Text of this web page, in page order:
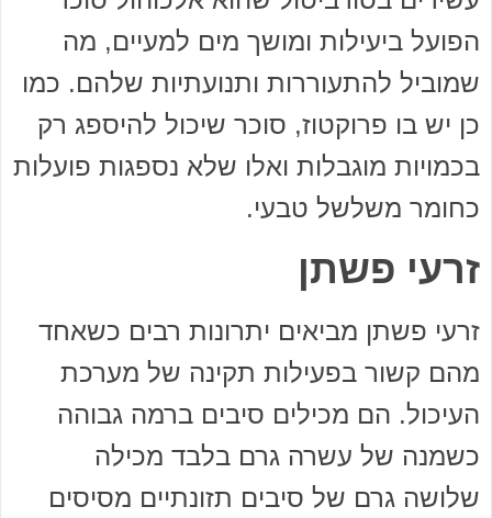
הפועל ביעילות ומושך מים למעיים, מה
שמוביל להתעוררות ותנועתיות שלהם. כמו
כן יש בו פרוקטוז, סוכר שיכול להיספג רק
בכמויות מוגבלות ואלו שלא נספגות פועלות
כחומר משלשל טבעי.
זרעי פשתן
זרעי פשתן מביאים יתרונות רבים כשאחד
מהם קשור בפעילות תקינה של מערכת
העיכול. הם מכילים סיבים ברמה גבוהה
כשמנה של עשרה גרם בלבד מכילה
שלושה גרם של סיבים תזונתיים מסיסים